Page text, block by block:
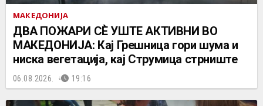
МАКЕДОНИЈА
ДВА ПОЖАРИ СÈ УШТЕ АКТИВНИ ВО
МАКЕДОНИЈА: Кај Грешница гори шума и
ниска вегетација, кај Струмица стрниште
06.08.2026. 19:16